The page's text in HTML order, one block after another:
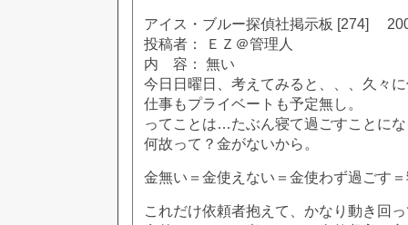
アイス・ブルー探偵社掲示板 [274]
投稿者： ＥＺ＠管理人
内 容： 無い
今日日曜日、考えてみると、、、久々
仕事もプライベートも予定無し。
ってことは…たぶん寝て過ごすことに
何故って？金がないから。
金無い＝金使えない＝金使わず過ごす
これだけ依頼者抱えて、かなり動き回